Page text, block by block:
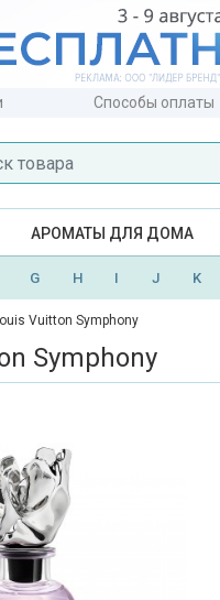
Способы оплаты
АРОМАТЫ ДЛЯ ДОМА
G H I J K
Vuitton Symphony
Symphony